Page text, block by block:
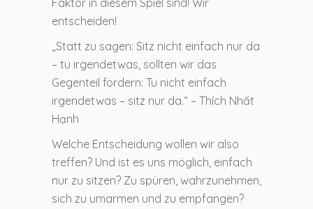
Faktor in diesem Spiel sind! Wir
entscheiden!
„Statt zu sagen: Sitz nicht einfach nur da
– tu irgendetwas, sollten wir das
Gegenteil fordern: Tu nicht einfach
irgendetwas – sitz nur da.“ – Thích Nhất
Hạnh
Welche Entscheidung wollen wir also
treffen? Und ist es uns möglich, einfach
nur zu sitzen? Zu spüren, wahrzunehmen,
sich zu umarmen und zu empfangen?